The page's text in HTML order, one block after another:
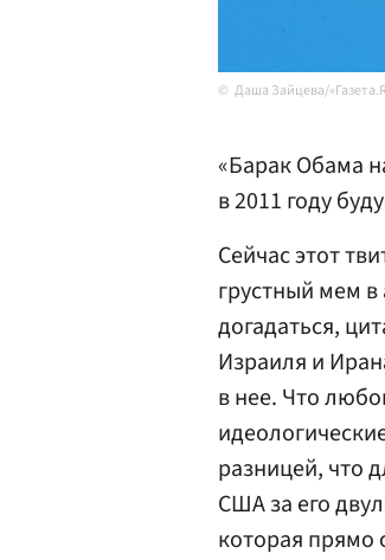
Даша Зайцева/
«Барак Обама
в 2011 году
Сейчас этот
грустный мем
догадаться,
Израиля и
в нее. Что
разницей, что
США за его
которая прямо